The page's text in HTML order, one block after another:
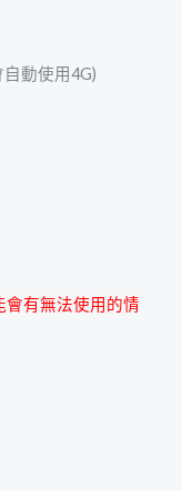
自動使用4G)
有無法使用的情